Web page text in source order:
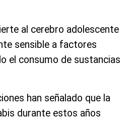
al cerebro adolescente
sensible a factores
el consumo de sustancias
han señalado que la
durante estos años